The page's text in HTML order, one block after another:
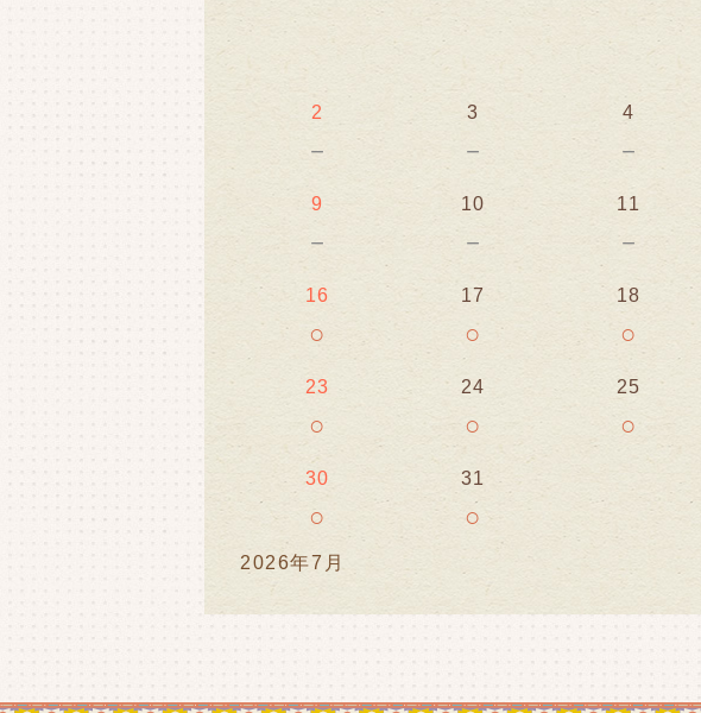
2
－
3
－
4
－
9
－
10
－
11
－
16
○
17
○
18
○
23
○
24
○
25
○
30
○
31
○
2026年7月